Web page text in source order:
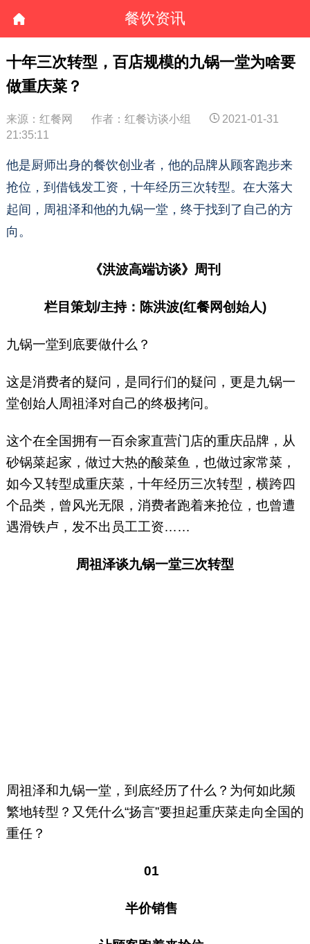
餐饮资讯
十年三次转型，百店规模的九锅一堂为啥要
做重庆菜？
来源：红餐网 作者：红餐访谈小组
2021-01-31
21:35:11
他是厨师出身的餐饮创业者，他的品牌从顾客跑步来
抢位，到借钱发工资，十年经历三次转型。在大落大
起间，周祖泽和他的九锅一堂，终于找到了自己的方
向。
《洪波高端访谈》周刊
栏目策划/主持：陈洪波(红餐网创始人)
九锅一堂到底要做什么？
这是消费者的疑问，是同行们的疑问，更是九锅一
堂创始人周祖泽对自己的终极拷问。
这个在全国拥有一百余家直营门店的重庆品牌，从
砂锅菜起家，做过大热的酸菜鱼，也做过家常菜，
如今又转型成重庆菜，十年经历三次转型，横跨四
个品类，曾风光无限，消费者跑着来抢位，也曾遭
遇滑铁卢，发不出员工工资……
周祖泽谈九锅一堂三次转型
周祖泽和九锅一堂，到底经历了什么？为何如此频
繁地转型？又凭什么“扬言”要担起重庆菜走向全国的
重任？
01
半价销售